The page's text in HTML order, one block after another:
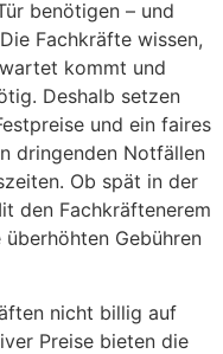
benötigen – und
Fachkräfte wissen,
kommt und
Deshalb setzen
und ein faires
dringenden Notfällen
Ob spät in der
den Fachkräftenerem
überhöhten Gebühren
nicht billig auf
Preise bieten die